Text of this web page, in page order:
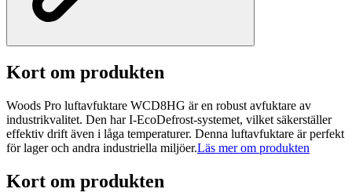
Kort om produkten
Woods Pro luftavfuktare WCD8HG är en robust avfuktare av
industrikvalitet. Den har I-EcoDefrost-systemet, vilket säkerställer
effektiv drift även i låga temperaturer. Denna luftavfuktare är perfekt
för lager och andra industriella miljöer.Läs mer om produkten
Kort om produkten